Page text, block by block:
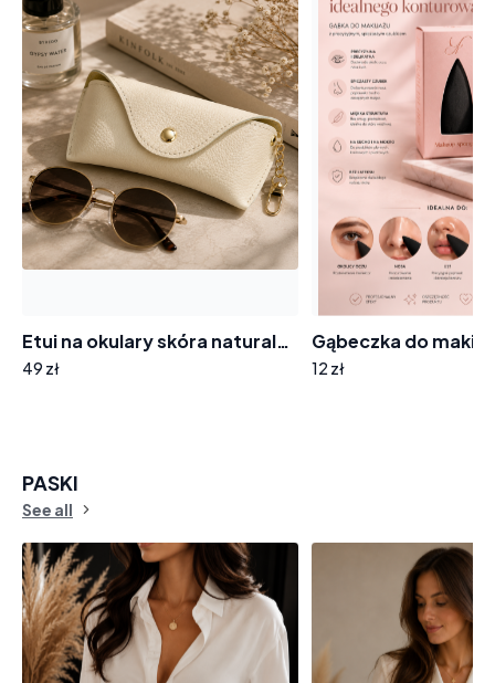
Etui na okulary skóra naturalna BRE-10 z zawieszką
49 zł 12 zł
PASKI
See all